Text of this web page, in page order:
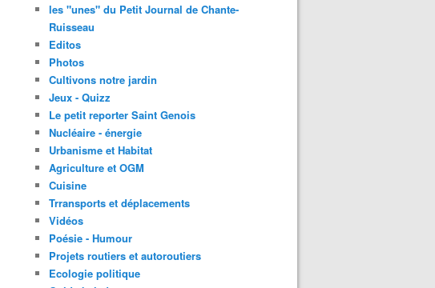
les "unes" du Petit Journal de Chante-
Ruisseau
Editos
Photos
Cultivons notre jardin
Jeux - Quizz
Le petit reporter Saint Genois
Nucléaire - énergie
Urbanisme et Habitat
Agriculture et OGM
Cuisine
Trransports et déplacements
Vidéos
Poésie - Humour
Projets routiers et autoroutiers
Ecologie politique